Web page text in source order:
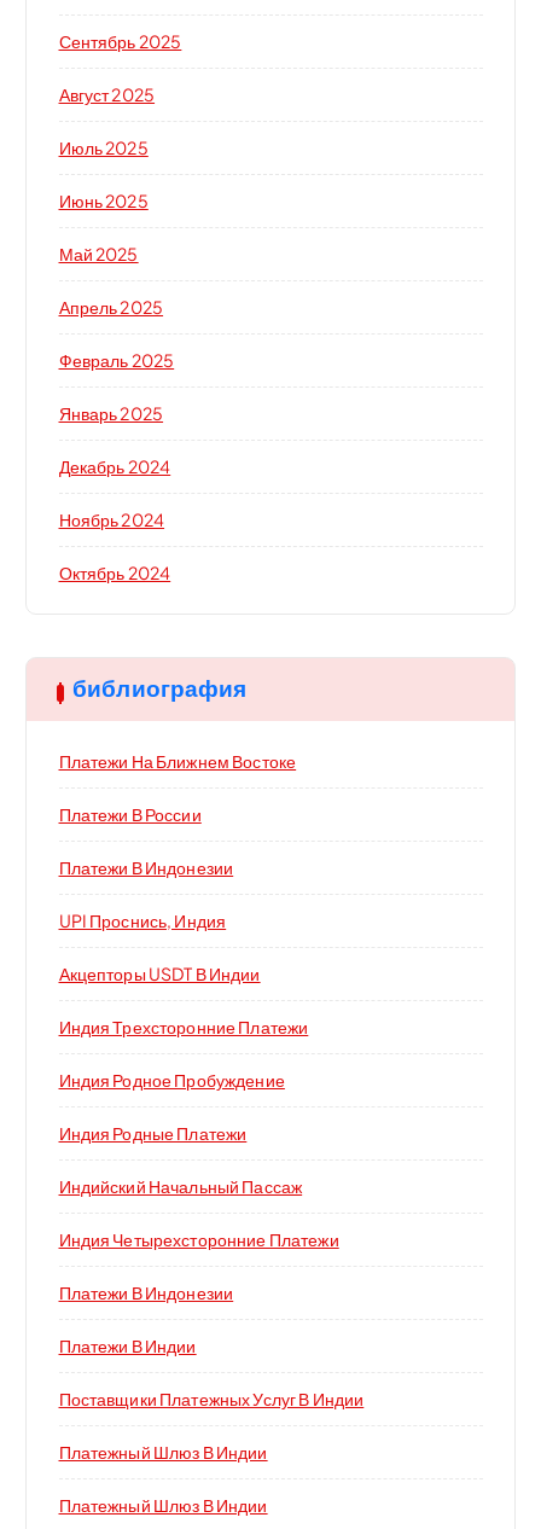
Сентябрь 2025
Август 2025
Июль 2025
Июнь 2025
Май 2025
Апрель 2025
Февраль 2025
Январь 2025
Декабрь 2024
Ноябрь 2024
Октябрь 2024
библиография
Платежи На Ближнем Востоке
Платежи В России
Платежи В Индонезии
UPI Проснись, Индия
Акцепторы USDT В Индии
Индия Трехсторонние Платежи
Индия Родное Пробуждение
Индия Родные Платежи
Индийский Начальный Пассаж
Индия Четырехсторонние Платежи
Платежи В Индонезии
Платежи В Индии
Поставщики Платежных Услуг В Индии
Платежный Шлюз В Индии
Платежный Шлюз В Индии